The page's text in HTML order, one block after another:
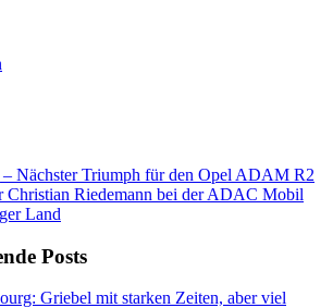
– Nächster Triumph für den Opel ADAM R2
Christian Riedemann bei der ADAC Mobil
Land
Posts